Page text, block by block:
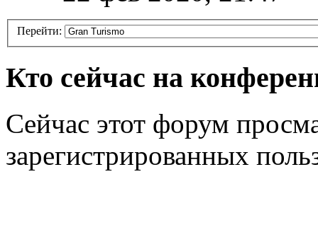
Перейти:
Кто сейчас на
Сейчас этот форум
зарегистрированных